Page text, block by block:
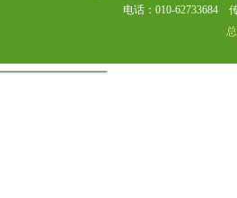
电话：010-62733684